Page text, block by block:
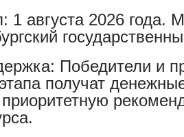
августа 2026 года.
Победители и
получат